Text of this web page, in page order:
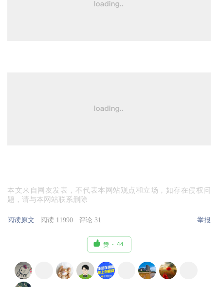
本文来自网友发表，不代表本网站观点和立场，如存在侵权问
题，请与本网站联系删除
阅读原文 阅读 11990 评论 31 举报
 赞 44